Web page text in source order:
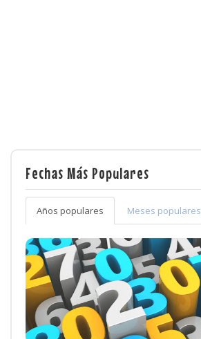
Fechas Más Populares
Años populares Meses populares